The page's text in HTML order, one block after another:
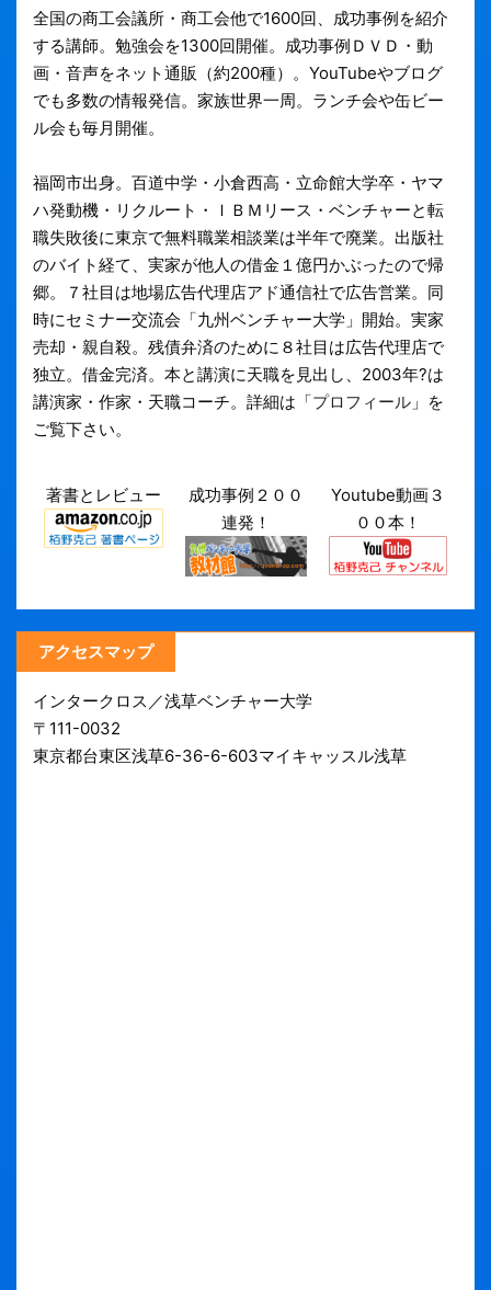
全国の商工会議所・商工会他で1600回、成功事例を紹介
する講師。勉強会を1300回開催。成功事例ＤＶＤ・動
画・音声をネット通販（約200種）。YouTubeやブログ
でも多数の情報発信。家族世界一周。ランチ会や缶ビー
ル会も毎月開催。
福岡市出身。百道中学・小倉西高・立命館大学卒・ヤマ
ハ発動機・リクルート・ＩＢＭリース・ベンチャーと転
職失敗後に東京で無料職業相談業は半年で廃業。出版社
のバイト経て、実家が他人の借金１億円かぶったので帰
郷。７社目は地場広告代理店アド通信社で広告営業。同
時にセミナー交流会「九州ベンチャー大学」開始。実家
売却・親自殺。残債弁済のために８社目は広告代理店で
独立。借金完済。本と講演に天職を見出し、2003年?は
講演家・作家・天職コーチ。詳細は「プロフィール 」を
ご覧下さい。
著書とレビュー
成功事例２００
連発！
Youtube動画３
００本！
アクセスマップ
インタークロス／浅草ベンチャー大学
〒111-0032
東京都台東区浅草6-36-6-603マイキャッスル浅草